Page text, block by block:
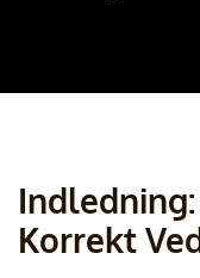
Korrekt